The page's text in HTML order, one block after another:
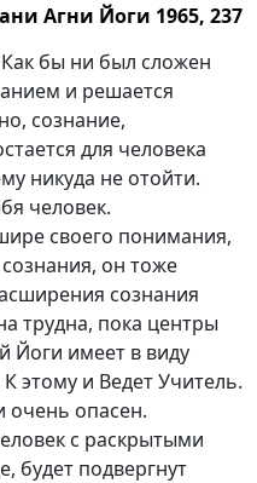
Агни Йоги 1965, 237
Как бы ни был сложен
и решается
сознание,
для человека
никуда не отойти.
человек.
своего понимания,
он тоже
сознания
трудна, пока центры
Йоги имеет в виду
этому и Ведет Учитель.
очень опасен.
с раскрытыми
будет подвергнут